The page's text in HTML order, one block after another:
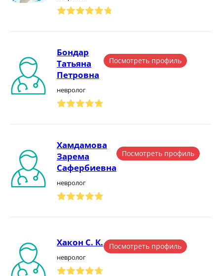
Бондар
Татьяна
Петровна
невролог
Посмотреть профиль
Хамдамова
Зарема
Сафербиевна
невролог
Посмотреть профиль
Хакон С. К.
невролог
Посмотреть профиль